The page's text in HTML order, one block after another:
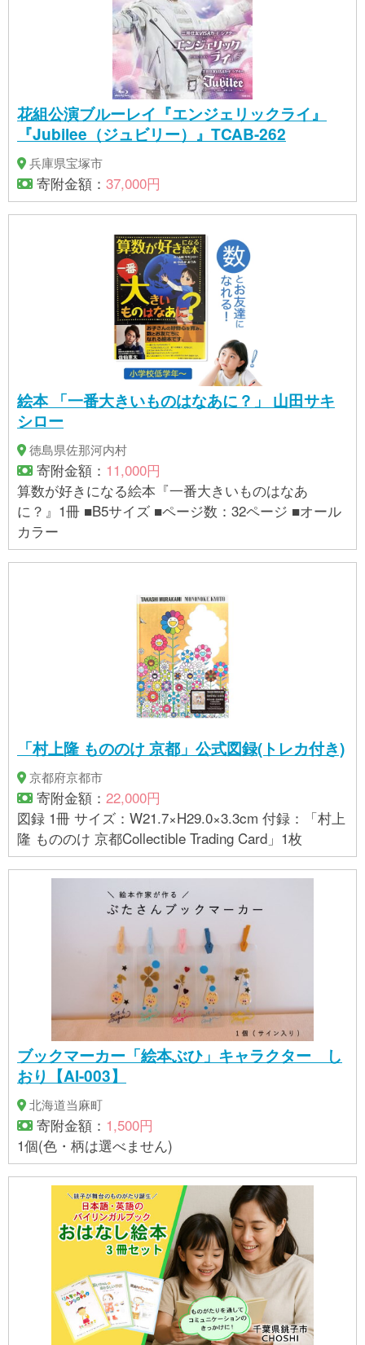
花組公演ブルーレイ『エンジェリックライ』
『Jubilee（ジュビリー）』TCAB-262
兵庫県宝塚市
寄附金額： 37,000円
絵本 「一番大きいものはなあに？」 山田サキ
シロー
徳島県佐那河内村
寄附金額： 11,000円
算数が好きになる絵本『一番大きいものはなあ
に？』1冊 ■B5サイズ ■ページ数：32ページ ■オール
カラー
「村上隆 もののけ 京都」公式図録(トレカ付き)
京都府京都市
寄附金額： 22,000円
図録 1冊 サイズ：W21.7×H29.0×3.3cm 付録：「村上
隆 もののけ 京都Collectible Trading Card」1枚
ブックマーカー「絵本ぶひ」キャラクター し
おり【AI-003】
北海道当麻町
寄附金額： 1,500円
1個(色・柄は選べません)